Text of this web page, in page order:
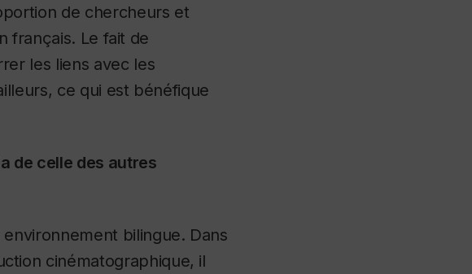
de chercheurs et
français. Le fait de
les liens avec les
ce qui est bénéfique
de celle des autres
bilingue. Dans
cinématographique, il